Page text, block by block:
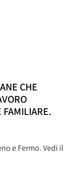
CHE
FAMILIARE.
e Fermo. Vedi il